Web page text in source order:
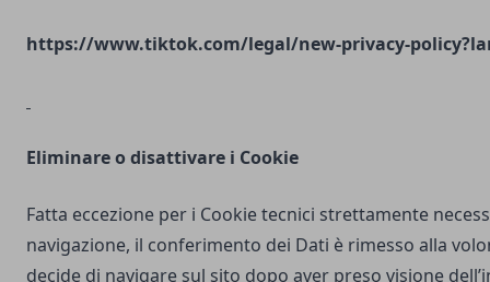
https://www.tiktok.com/legal/new-privacy-
Eliminare o disattivare i Cookie
Fatta eccezione per i Cookie tecnici strettamente
navigazione, il conferimento dei Dati è rimesso alla
decide di navigare sul sito dopo aver preso visione